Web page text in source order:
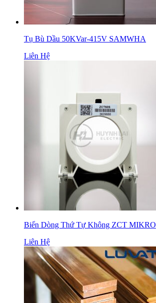
Tụ Bù Dầu 50KVar-415V SAMWHA
Liên Hệ
Biến Dòng Thứ Tự Không ZCT MIKRO
Liên Hệ